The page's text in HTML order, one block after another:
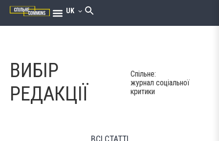
UK
ВИБІР
РЕДАКЦІЇ
Спільне:
журнал соціальної
критики
ВСІ СТАТТІ